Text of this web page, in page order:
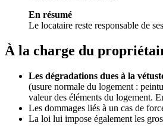
En résumé
Le locataire reste responsable de
À la charge du
Les dégradations dues à la
(usure normale du logement :
valeur des éléments du logement.
Les dommages liés à un cas de
La loi lui impose également les